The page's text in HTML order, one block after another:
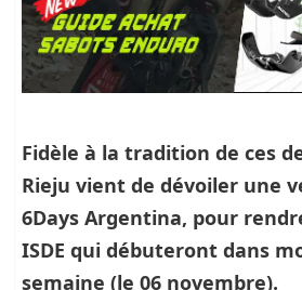
Fidèle à la tradition de ces
Rieju vient de dévoiler une
6Days Argentina, pour
ISDE qui débuteront dans
semaine (le 06 novembre).